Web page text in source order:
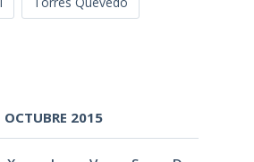
OCTUBRE 2015